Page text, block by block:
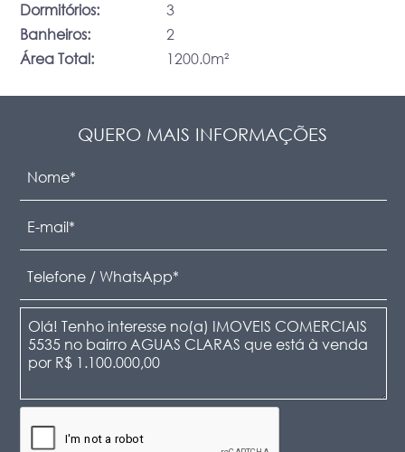
Dormitórios:
3
Banheiros:
2
Área Total:
1200.0m²
QUERO MAIS INFORMAÇÕES